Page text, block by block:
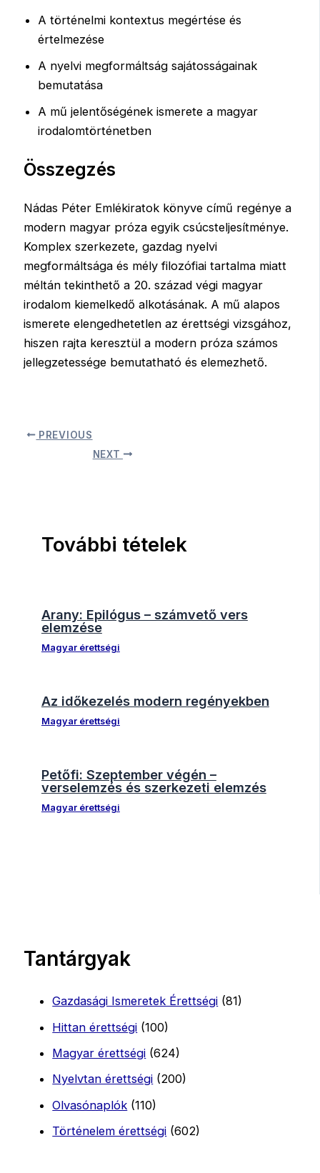
A történelmi kontextus megértése és
értelmezése
A nyelvi megformáltság sajátosságainak
bemutatása
A mű jelentőségének ismerete a magyar
irodalomtörténetben
Összegzés
Nádas Péter Emlékiratok könyve című regénye a
modern magyar próza egyik csúcsteljesítménye.
Komplex szerkezete, gazdag nyelvi
megformáltsága és mély filozófiai tartalma miatt
méltán tekinthető a 20. század végi magyar
irodalom kiemelkedő alkotásának. A mű alapos
ismerete elengedhetetlen az érettségi vizsgához,
hiszen rajta keresztül a modern próza számos
jellegzetessége bemutatható és elemezhető.
PREVIOUS
NEXT
További tételek
Arany: Epilógus – számvető vers
elemzése
Magyar érettségi
Az időkezelés modern regényekben
Magyar érettségi
Petőfi: Szeptember végén –
verselemzés és szerkezeti elemzés
Magyar érettségi
Tantárgyak
Gazdasági Ismeretek Érettségi (81)
Hittan érettségi (100)
Magyar érettségi (624)
Nyelvtan érettségi (200)
Olvasónaplók (110)
Történelem érettségi (602)